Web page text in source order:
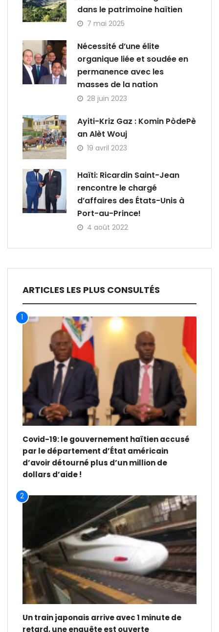
dans le patrimoine haïtien
7 mai 2025
Nécessité d’une élite
organique liée et soudée en
permanence avec les
masses de la nation
28 juin 2023
Ayiti-Kriz Gaz : Komin PòdePè
an Alèt Wouj
19 avril 2023
Haïti: Ricardin Saint-Jean
rencontre le chargé
d’affaires des États-Unis à
Port-au-Prince!
4 août 2022
ARTICLES LES PLUS CONSULTÉS
1
Covid-19: le gouvernement haïtien accusé
par le département d’État américain
d’avoir détourné plus d’un million de
dollars d’aide !
2
Un train japonais arrive avec 1 minute de
retard, une enquête est ouverte